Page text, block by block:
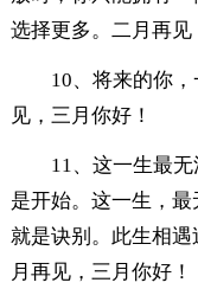
选择更多。二月再见
10、将来的你，
见，三月你好！
11、这一生最无
是开始。这一生，最
就是诀别。此生相
月再见，三月你好！